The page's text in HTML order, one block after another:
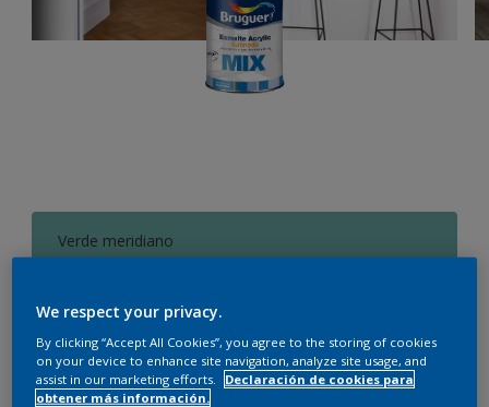
Verde meridiano
Cantidad Calculadora de pintura
Calcular
We respect your privacy.
By clicking “Accept All Cookies”, you agree to the storing of cookies
on your device to enhance site navigation, analyze site usage, and
assist in our marketing efforts.
Declaración de cookies para
obtener más información.